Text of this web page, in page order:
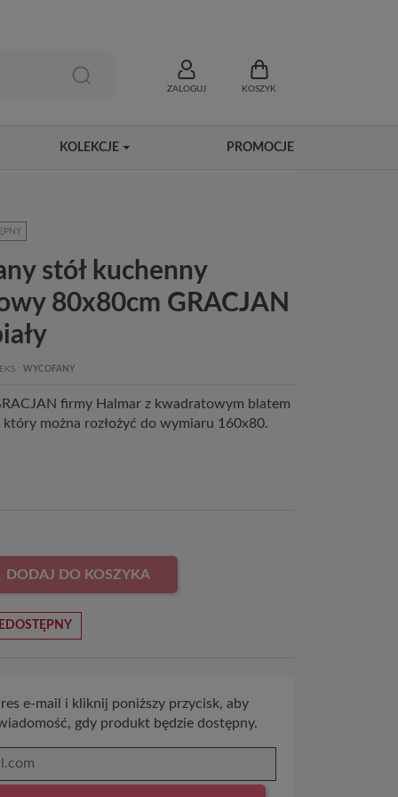
ZALOGUJ KOSZYK
KOLEKCJE PROMOCJE
stół kuchenny
80x80cm GRACJAN
WYCOFANY
firmy Halmar z kwadratowym blatem
można rozłożyć do wymiaru 160x80.
DODAJ DO KOSZYKA
e-mail i kliknij poniższy przycisk, aby
gdy produkt będzie dostępny.